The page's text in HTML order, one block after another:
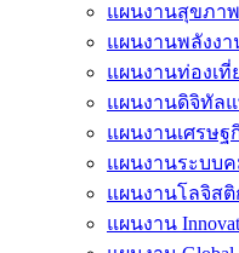
แผนงานสุขภา
แผนงานพลังง
แผนงานท่องเที่
แผนงานดิจิทัล
แผนงานเศรษฐ
แผนงานระบบ
แผนงานโลจิส
แผนงาน